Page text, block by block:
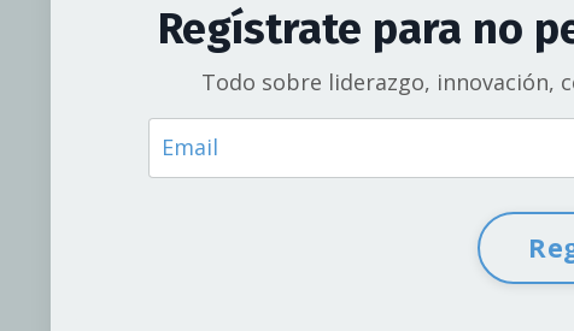
Regístrate para no
Todo sobre liderazgo, innovación,